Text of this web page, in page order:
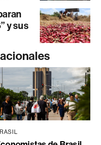
y sus